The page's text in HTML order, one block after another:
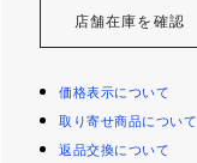
店舗在庫を確認
価格表示について
取り寄せ商品について
返品交換について